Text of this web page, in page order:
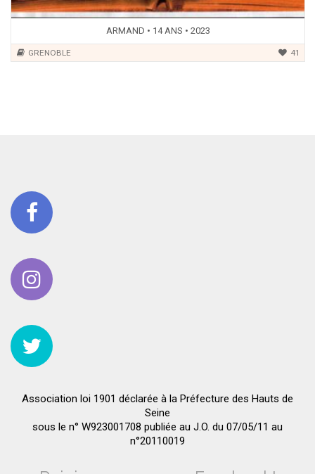
ARMAND • 14 ANS • 2023
GRENOBLE 41
Association loi 1901 déclarée à la Préfecture des Hauts de
Seine
sous le n° W923001708 publiée au J.O. du 07/05/11 au
n°20110019